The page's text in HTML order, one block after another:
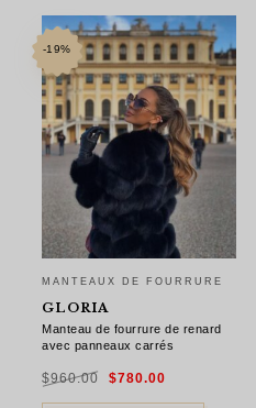
-19%
MANTEAUX DE FOURRURE
GLORIA
Manteau de fourrure de renard
avec panneaux carrés
$960.00
Le
prix
était :
$780.00
est :